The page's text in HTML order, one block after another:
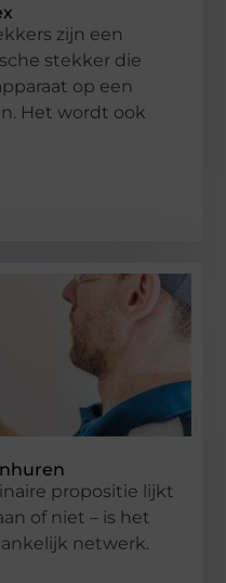
zijn een
stekker die
op een
Het wordt ook
propositie lijkt
of niet – is het
netwerk.